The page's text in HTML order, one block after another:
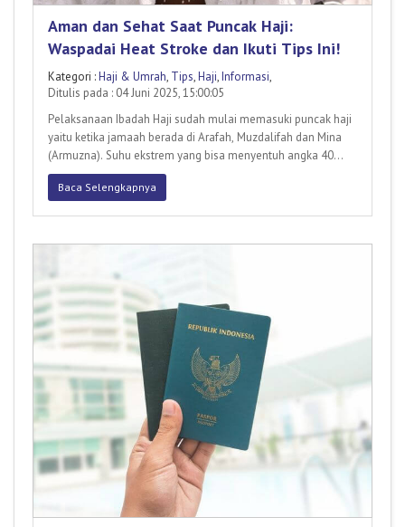
Aman dan Sehat Saat Puncak Haji:
Waspadai Heat Stroke dan Ikuti Tips Ini!
Kategori :Haji & Umrah, Tips,Haji,Informasi,
Ditulis pada : 04 Juni 2025, 15:00:05
Pelaksanaan Ibadah Haji sudah mulai memasuki puncak haji
yaitu ketika jamaah berada di Arafah, Muzdalifah dan Mina
(Armuzna). Suhu ekstrem yang bisa menyentuh angka 40
derajat
Baca Selengkapnya